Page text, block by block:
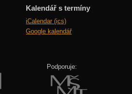
Kalendář s termíny
iCalendar (ics)
Google kalendář
Podporuje: